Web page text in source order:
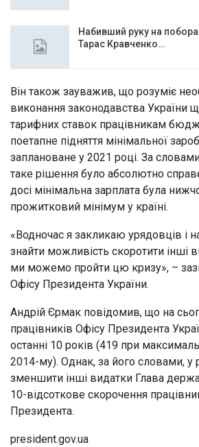
Набивший руку на
Тарас Кравченко…
Він також зауважив, що розуміє
виконання законодавства України
тарифних ставок працівникам
поетапне підняття мінімальної
заплановане у 2021 році. За
таке рішення було абсолютно
досі мінімальна зарплата була
прожитковий мінімум у країні.
«Водночас я закликаю урядовців і
знайти можливість скоротити інші
ми можемо пройти цю кризу», –
Офісу Президента України.
Андрій Єрмак повідомив, що на
працівників Офісу Президента
останні 10 років (419 при
2014-му). Однак, за його словами, у
зменшити інші видатки Глава
10-відсоткове скорочення
Президента.
president.gov.ua